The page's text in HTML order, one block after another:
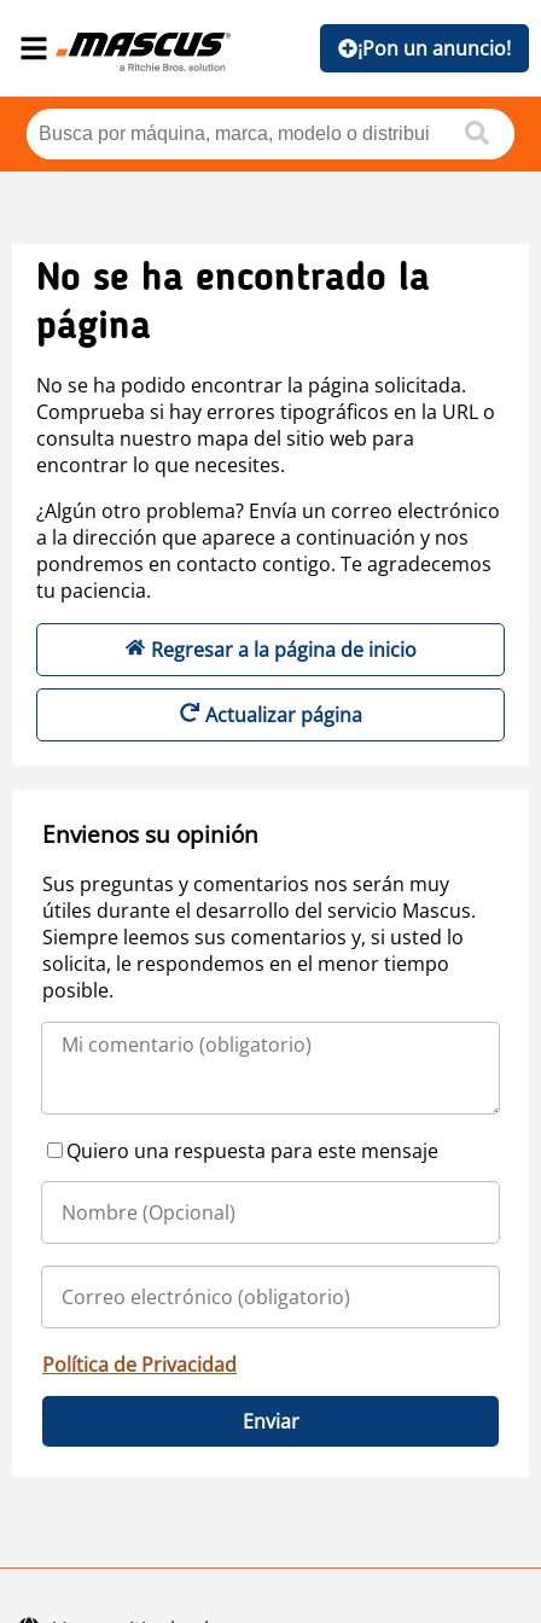
¡Pon un anuncio!
No se ha encontrado la
página
No se ha podido encontrar la página solicitada.
Comprueba si hay errores tipográficos en la URL o
consulta nuestro mapa del sitio web para
encontrar lo que necesites.
¿Algún otro problema? Envía un correo electrónico
a la dirección que aparece a continuación y nos
pondremos en contacto contigo. Te agradecemos
tu paciencia.
Regresar a la página de inicio
Actualizar página
Envienos su opinión
Sus preguntas y comentarios nos serán muy
útiles durante el desarrollo del servicio Mascus.
Siempre leemos sus comentarios y, si usted lo
solicita, le respondemos en el menor tiempo
posible.
Quiero una respuesta para este mensaje
Política de Privacidad
Enviar